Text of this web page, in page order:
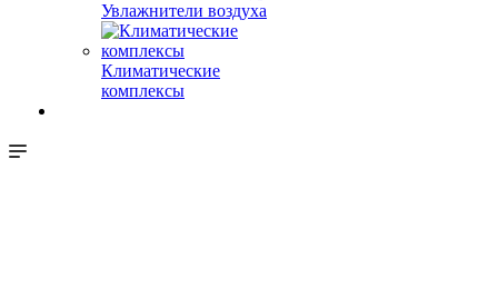
Увлажнители воздуха
Климатические
комплексы